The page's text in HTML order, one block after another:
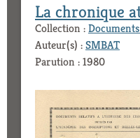
La chronique
Collection :
Auteur(s) :SMBAT
Parution : 1980